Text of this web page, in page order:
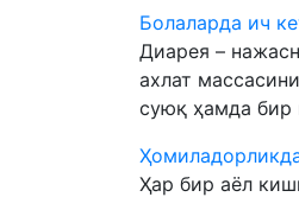
Болаларда ич
Диарея –
ахлат
суюқ ҳамда бир
Ҳар бир аёл